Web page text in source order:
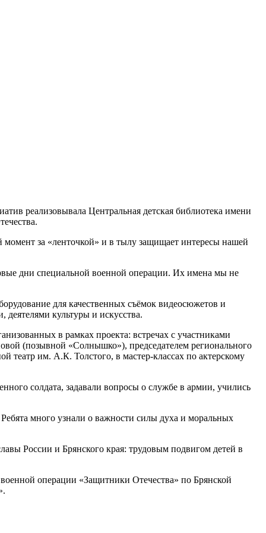
реализовывала Центральная детская библиотека имени
за «ленточкой» и в тылу защищает интересы нашей
дни специальной военной операции. Их имена мы не
для качественных съёмок видеосюжетов и
культуры и искусства.
в рамках проекта: встречах с участниками
(позывной «Солнышко»), председателем регионального
им. А.К. Толстого, в мастер-классах по актерскому
солдата, задавали вопросы о службе в армии, учились
много узнали о важности силы духа и моральных
России и Брянского края: трудовым подвигом детей в
операции «Защитники Отечества» по Брянской